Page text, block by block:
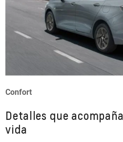
Confort
Detalles que
vida